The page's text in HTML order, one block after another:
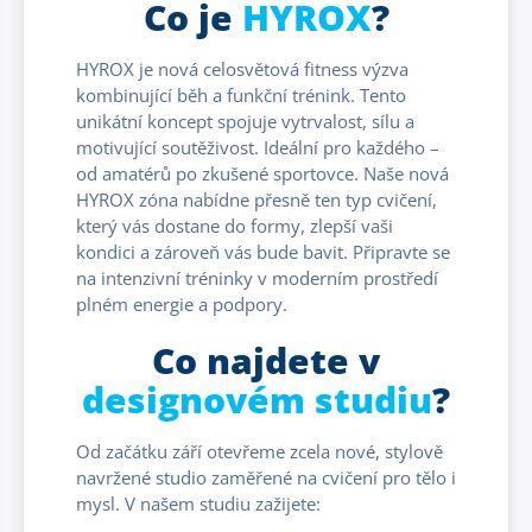
Co je HYROX?
HYROX je nová celosvětová fitness výzva
kombinující běh a funkční trénink. Tento
unikátní koncept spojuje vytrvalost, sílu a
motivující soutěživost. Ideální pro každého –
od amatérů po zkušené sportovce. Naše nová
HYROX zóna nabídne přesně ten typ cvičení,
který vás dostane do formy, zlepší vaši
kondici a zároveň vás bude bavit. Připravte se
na intenzivní tréninky v moderním prostředí
plném energie a podpory.
Co najdete v
designovém studiu?
Od začátku září otevřeme zcela nové, stylově
navržené studio zaměřené na cvičení pro tělo i
mysl. V našem studiu zažijete: